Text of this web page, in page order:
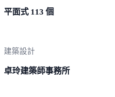
平面式 113 個
建築設計
卓玲建築師事務所